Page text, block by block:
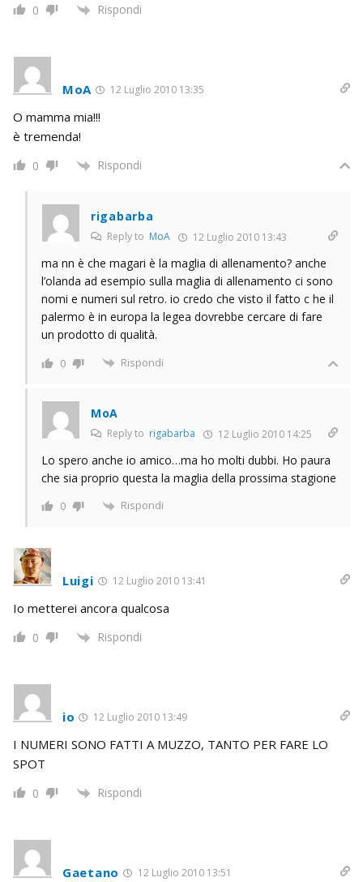
0 Rispondi
MoA 12 Luglio 2010 13:35
O mamma mia!!!
è tremenda!
0 Rispondi
rigabarba
Reply to MoA 12 Luglio 2010 13:43
ma nn è che magari è la maglia di allenamento? anche
l’olanda ad esempio sulla maglia di allenamento ci sono
nomi e numeri sul retro. io credo che visto il fatto c he il
palermo è in europa la legea dovrebbe cercare di fare
un prodotto di qualità.
0 Rispondi
MoA
Reply to rigabarba 12 Luglio 2010 14:25
Lo spero anche io amico…ma ho molti dubbi. Ho paura
che sia proprio questa la maglia della prossima stagione
0 Rispondi
Luigi 12 Luglio 2010 13:41
Io metterei ancora qualcosa
0 Rispondi
io 12 Luglio 2010 13:49
I NUMERI SONO FATTI A MUZZO, TANTO PER FARE LO
SPOT
0 Rispondi
Gaetano 12 Luglio 2010 13:51